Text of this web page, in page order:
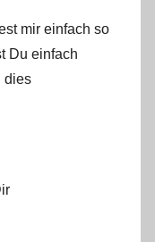
mir einfach so
Du einfach
dies